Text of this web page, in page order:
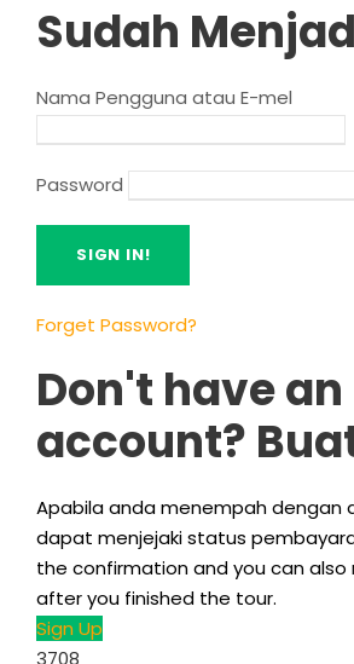
Sudah
Nama Pengguna atau E-mel
Password
Forget Password?
Don't have an
account?
Apabila anda menempah dengan
dapat menjejaki status
the confirmation and you can
after you finished the tour.
Sign Up
3708